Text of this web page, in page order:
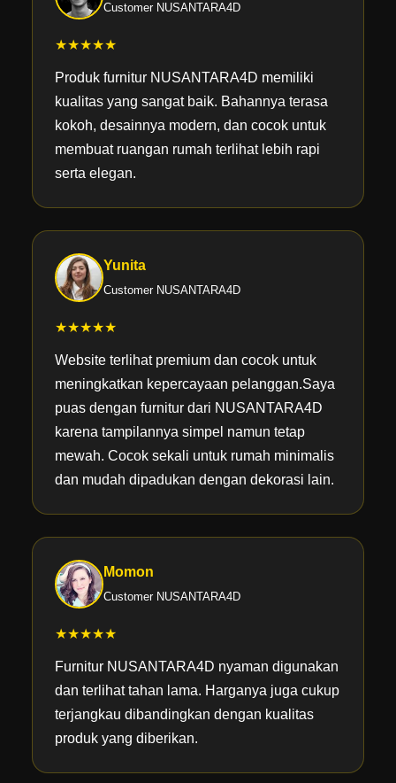
Customer NUSANTARA4D
★★★★★
Produk furnitur NUSANTARA4D memiliki
kualitas yang sangat baik. Bahannya terasa
kokoh, desainnya modern, dan cocok untuk
membuat ruangan rumah terlihat lebih rapi
serta elegan.
Yunita
Customer NUSANTARA4D
★★★★★
Website terlihat premium dan cocok untuk
meningkatkan kepercayaan pelanggan.Saya
puas dengan furnitur dari NUSANTARA4D
karena tampilannya simpel namun tetap
mewah. Cocok sekali untuk rumah minimalis
dan mudah dipadukan dengan dekorasi lain.
Momon
Customer NUSANTARA4D
★★★★★
Furnitur NUSANTARA4D nyaman digunakan
dan terlihat tahan lama. Harganya juga cukup
terjangkau dibandingkan dengan kualitas
produk yang diberikan.